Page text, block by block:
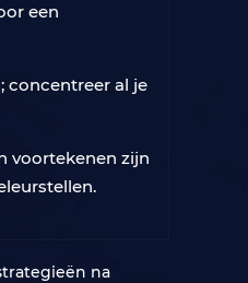
een
concentreer al je
voortekenen zijn
na